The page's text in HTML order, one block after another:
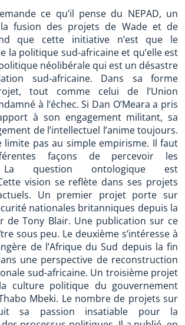
ce qu’il pense du NEPAD, un
fusion des projets de Wade et de
que cette initiative n’est que le
la politique sud-africaine et qu’elle est
néolibérale qui est un désastre
sud-africaine. Dans sa forme
tout comme celui de l’Union
à l’échec. Si Dan O’Meara a pris
à son engagement militant, sa
de l’intellectuel l’anime toujours.
limite pas au simple empirisme. Il faut
façons de percevoir les
La question ontologique est
vision se reflète dans ses projets
Un premier projet porte sur
nationales britanniques depuis la
de Tony Blair. Une publication sur ce
sous peu. Le deuxième s’intéresse à
de l’Afrique du Sud depuis la fin
une perspective de reconstruction
sud-africaine. Un troisième projet
culture politique du gouvernement
Mbeki. Le nombre de projets sur
sa passion insatiable pour la